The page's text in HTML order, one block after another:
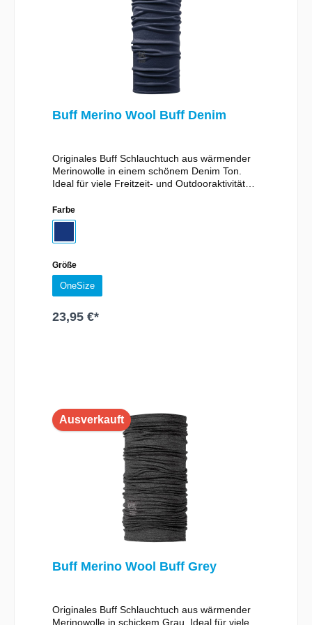
Buff Merino Wool Buff Denim
Originales Buff Schlauchtuch aus wärmender
Merinowolle in einem schönem Denim Ton.
Ideal für viele Freitzeit- und Outdooraktivitäten
(Merino)
Farbe
Größe
OneSize
23,95 €*
Ausverkauft
Buff Merino Wool Buff Grey
Originales Buff Schlauchtuch aus wärmender
Merinowolle in schickem Grau. Ideal für viele